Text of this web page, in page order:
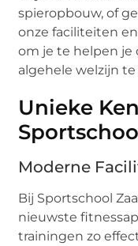
spieropbouw, of
onze faciliteiten
om je te helpen je
algehele welzijn
Unieke
Moderne
Bij Sportschool
nieuwste
trainingen zo